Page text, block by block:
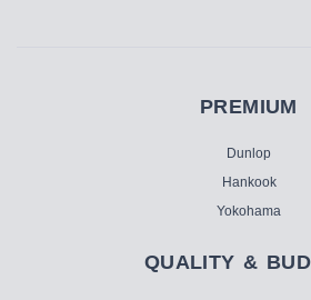
PREMIUM
Dunlop
Hankook
Yokohama
QUALITY &